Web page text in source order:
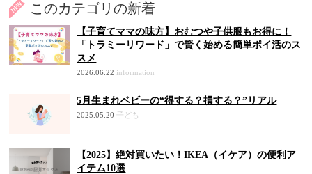
このカテゴリの新着
【子育てママの味方】おむつや子供服もお得に！
「トラミーリワード」で賢く始める簡単ポイ活のス
スメ
2026.06.22 information
5月生まれベビーの“得する？損する？”リアル
2025.05.20 子ども
【2025】絶対買いたい！IKEA（イケア）の便利ア
イテム10選